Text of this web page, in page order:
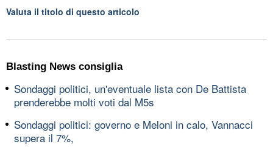
Valuta il titolo di questo articolo
Blasting News consiglia
Sondaggi politici, un'eventuale lista con De Battista
prenderebbe molti voti dal M5s
Sondaggi politici: governo e Meloni in calo, Vannacci
supera il 7%,